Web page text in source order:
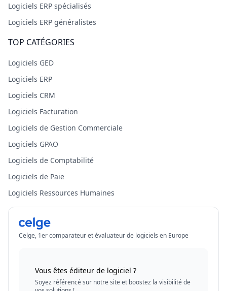
Logiciels ERP spécialisés
Logiciels ERP généralistes
TOP CATÉGORIES
Logiciels GED
Logiciels ERP
Logiciels CRM
Logiciels Facturation
Logiciels de Gestion Commerciale
Logiciels GPAO
Logiciels de Comptabilité
Logiciels de Paie
Logiciels Ressources Humaines
Celge, 1er comparateur et évaluateur de logiciels en Europe
Vous êtes éditeur de logiciel ?
Soyez référencé sur notre site et boostez la visibilité de